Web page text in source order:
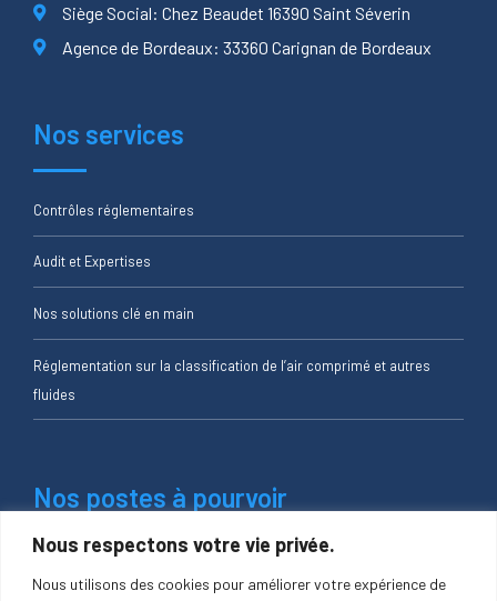
Nous respectons votre vie privée.
Nous utilisons des cookies pour améliorer votre expérience de
Siège Social: Chez Beaudet 16390 Saint Séverin
Agence de Bordeaux: 33360 Carignan de Bordeaux
Nos services
Contrôles réglementaires
Audit et Expertises
Nos solutions clé en main
Réglementation sur la classification de l’air comprimé et autres
fluides
Nos postes à pourvoir